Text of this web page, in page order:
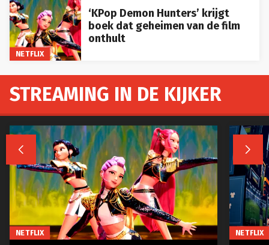
NETFLIX
‘KPop Demon Hunters’ krijgt
boek dat geheimen van de film
onthult
STREAMING IN DE KIJKER
 
NETFLIX NETFLIX